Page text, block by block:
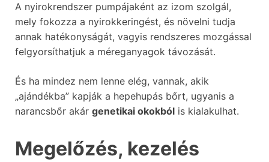
A nyirokrendszer pumpájaként az izom szolgál,
mely fokozza a nyirokkeringést, és növelni tudja
annak hatékonyságát, vagyis rendszeres mozgással
felgyorsíthatjuk a méreganyagok távozását.
És ha mindez nem lenne elég, vannak, akik
„ajándékba” kapják a hepehupás bőrt, ugyanis a
narancsbőr akár genetikai okokból is kialakulhat.
Megelőzés, kezelés